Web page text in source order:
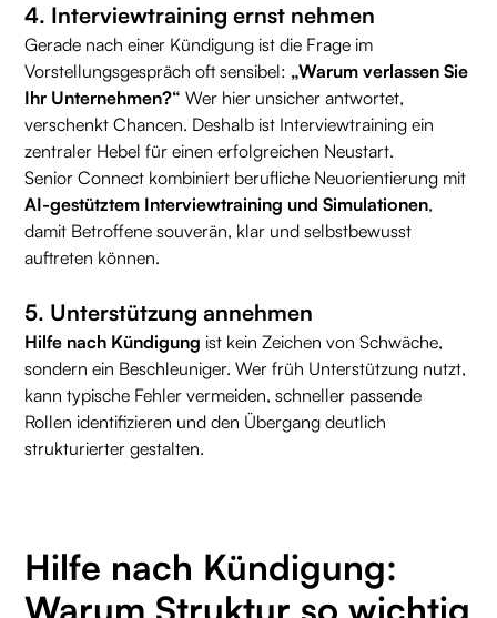
4. Interviewtraining ernst nehmen
Gerade nach einer Kündigung ist die Frage im
Vorstellungsgespräch oft sensibel: „Warum verlassen Sie
Ihr Unternehmen?“ Wer hier unsicher antwortet,
verschenkt Chancen. Deshalb ist Interviewtraining ein
zentraler Hebel für einen erfolgreichen Neustart.
Senior Connect kombiniert berufliche Neuorientierung mit
AI-gestütztem Interviewtraining und Simulationen,
damit Betroffene souverän, klar und selbstbewusst
auftreten können.
5. Unterstützung annehmen
Hilfe nach Kündigung ist kein Zeichen von Schwäche,
sondern ein Beschleuniger. Wer früh Unterstützung nutzt,
kann typische Fehler vermeiden, schneller passende
Rollen identifizieren und den Übergang deutlich
strukturierter gestalten.
Hilfe nach Kündigung: